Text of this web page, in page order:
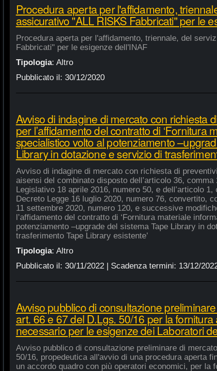
Procedura aperta per l'affidamento,
assicurativo "ALL RISKS Fabbricati" per le
Procedura aperta per l'affidamento, triennale, del
Fabbricati" per le esigenze dell'INAF
Tipologia: Altro
Pubblicato il: 30/12/2020
Avviso di indagine di mercato con richiesta
per l’affidamento del contratto di ‘Fornitura
specialistico volto al potenziamento
Library in dotazione e servizio di
Avviso di indagine di mercato con richiesta di
aisensi del combinato disposto dell’articolo 36,
Legislativo 18 aprile 2016, numero 50, e dell’articolo
Decreto Legge 16 luglio 2020, numero 76, convertito,
11 settembre 2020, numero 120, e successive
l’affidamento del contratto di ‘Fornitura materiale
potenziamento –upgrade del sistema Tape Library in
trasferimento Tape Library esistente’
Tipologia: Altro
Pubblicato il: 30/11/2022| Scadenza termini: 13/12/
Avviso pubblico di consultazione
art. 66 e 67 del D.Lgs. 50/16 per la
necessario per le esigenze dei Laboratori
Avviso pubblico di consultazione preliminare di
50/16, propedeutica all'avvio di una procedura aperta
un accordo quadro con più operatori economici, per la